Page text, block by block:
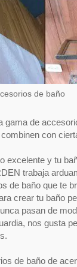
de baño
gama de
con
excelente y tu
trabaja
de baño que te
crear tu baño
pasan de
nos gusta
de baño de